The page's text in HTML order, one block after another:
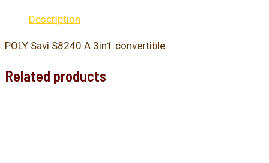
Description
POLY Savi S8240 A 3in1 convertible
Related products